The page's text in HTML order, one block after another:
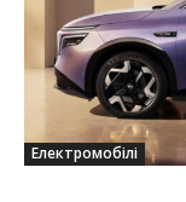
Електромобілі